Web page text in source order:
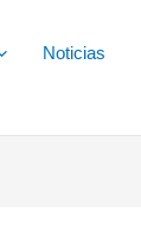
Noticias